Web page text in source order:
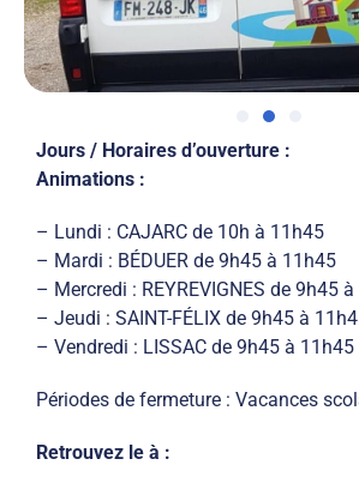
Jours / Horaires d’ouverture :
Animations :
– Lundi : CAJARC de 10h à 11h45
– Mardi : BÉDUER de 9h45 à 11h45
– Mercredi : REYREVIGNES de 9h45
– Jeudi : SAINT-FÉLIX de 9h45 à
– Vendredi : LISSAC de 9h45 à 11h45
Périodes de fermeture : Vacances
Retrouvez le à :